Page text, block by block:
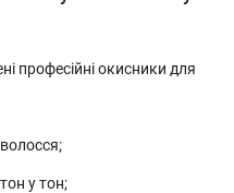
професійні окисники для
у тон;